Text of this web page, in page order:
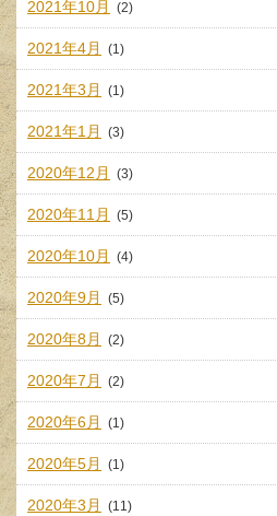
2021年10月 (2)
2021年4月 (1)
2021年3月 (1)
2021年1月 (3)
2020年12月 (3)
2020年11月 (5)
2020年10月 (4)
2020年9月 (5)
2020年8月 (2)
2020年7月 (2)
2020年6月 (1)
2020年5月 (1)
2020年3月 (11)